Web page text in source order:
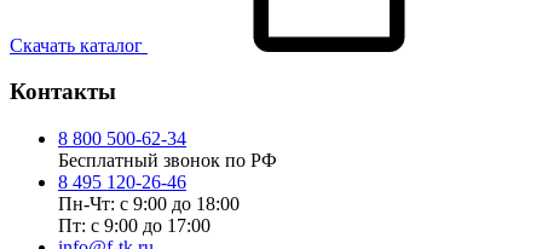
Скачать каталог
Контакты
8 800 500-62-34
Бесплатный звонок по РФ
8 495 120-26-46
Пн-Чт: с 9:00 до 18:00
Пт: с 9:00 до 17:00